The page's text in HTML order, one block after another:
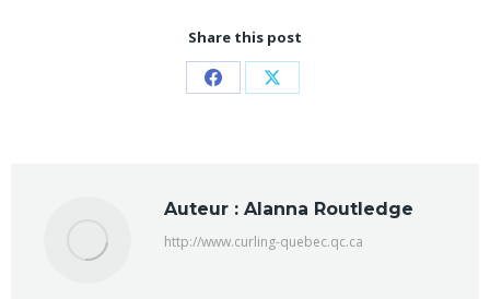
Share this post
PartagerPartager
Auteur : Alanna Routledge
http://www.curling-quebec.qc.ca